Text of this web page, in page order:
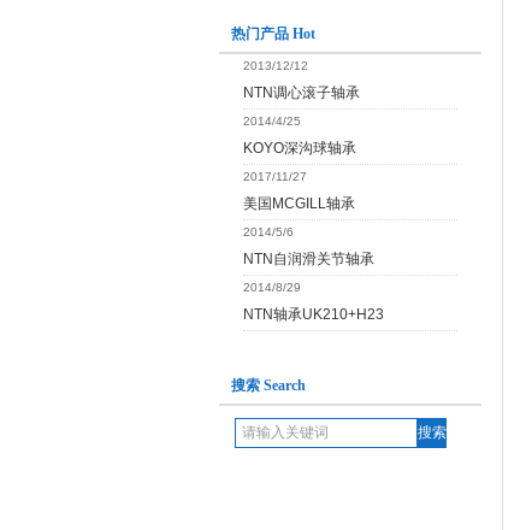
热门产品 Hot
2013/12/12
NTN调心滚子轴承
2014/4/25
KOYO深沟球轴承
2017/11/27
美国MCGILL轴承
2014/5/6
NTN自润滑关节轴承
2014/8/29
NTN轴承UK210+H23
搜索 Search